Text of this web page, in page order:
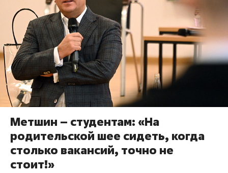
Метшин – студентам: «На
родительской шее сидеть, когда
столько вакансий, точно не
стоит!»